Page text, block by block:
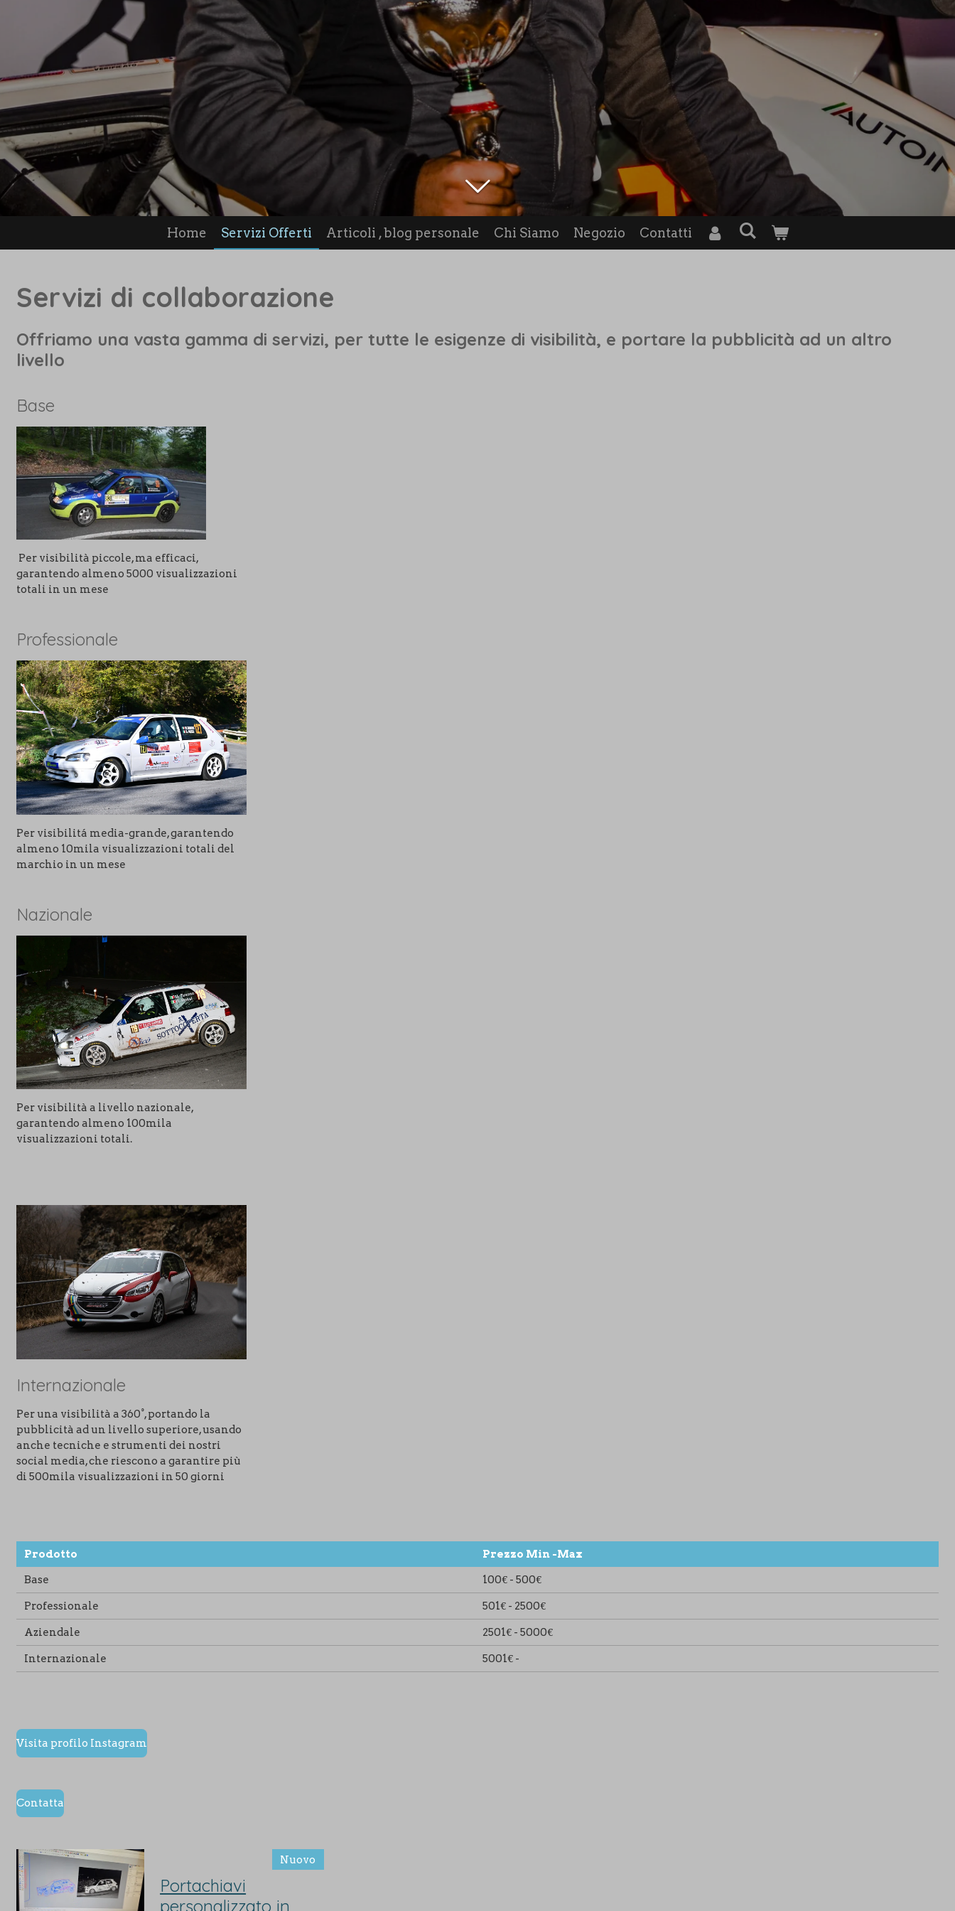
Home Servizi Offerti Articoli , blog personale Chi Siamo Negozio Contatti
Servizi di collaborazione
Offriamo una vasta gamma di servizi, per tutte le esigenze di visibilità, e portare la pubblicità ad un altro
livello
Base
Per visibilità piccole, ma efficaci,
garantendo almeno 5000 visualizzazioni
totali in un mese
Professionale
Per visibilitá media-grande, garantendo
almeno 10mila visualizzazioni totali del
marchio in un mese
Nazionale
Per visibilità a livello nazionale,
garantendo almeno 100mila
visualizzazioni totali.
Internazionale
Per una visibilità a 360°, portando la
pubblicità ad un livello superiore, usando
anche tecniche e strumenti dei nostri
social media, che riescono a garantire più
di 500mila visualizzazioni in 50 giorni
Prodotto
Prezzo Min -Max
Base
100€ - 500€
Professionale 501€ - 2500€
Aziendale 2501€ - 5000€
Internazionale 5001€ -
Visita profilo Instagram
Contatta
Nuovo
Portachiavi
personalizzato in